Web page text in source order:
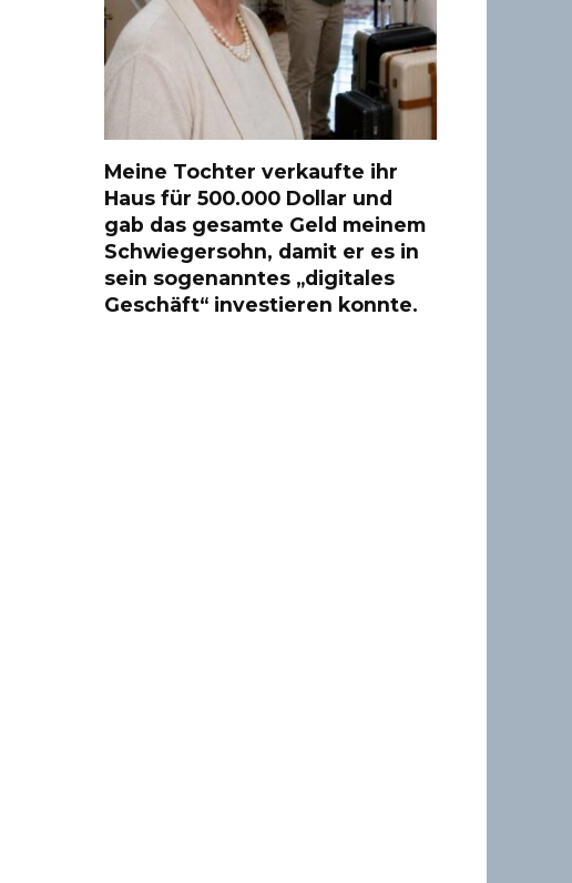
Meine Tochter verkaufte ihr
Haus für 500.000 Dollar und
gab das gesamte Geld meinem
Schwiegersohn, damit er es in
sein sogenanntes „digitales
Geschäft“ investieren konnte.